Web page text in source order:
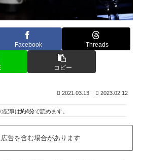
Facebook Threads
コピー
2021.03.13 2023.02.12
記事は約4分で読めます。
告を含む場合があります